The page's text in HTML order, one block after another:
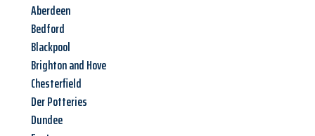
Aberdeen
Bedford
Blackpool
Brighton and Hove
Chesterfield
Der Potteries
Dundee